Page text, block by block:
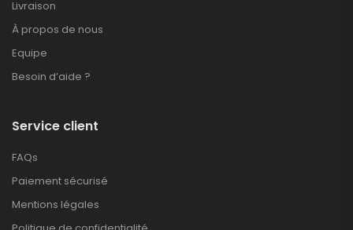
Livraison
À propos de nous
Equipe
Besoin d’aide ?
Service client
FAQs
Paiement sécurisé
Mentions légales